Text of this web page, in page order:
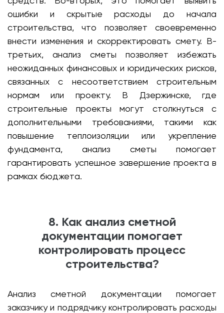
ошибки и скрытые расходы до начала
строительства, что позволяет своевременно
внести изменения и скорректировать смету. В-
третьих, анализ сметы позволяет избежать
неожиданных финансовых и юридических рисков,
связанных с несоответствием строительным
нормам или проекту. В Дзержинске, где
строительные проекты могут столкнуться с
дополнительными требованиями, такими как
повышение теплоизоляции или укрепление
фундамента, анализ сметы помогает
гарантировать успешное завершение проекта в
рамках бюджета.
8. Как анализ сметной
документации помогает
контролировать процесс
строительства?
Анализ сметной документации помогает
заказчику и подрядчику контролировать расходы